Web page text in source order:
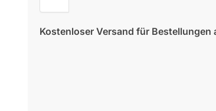
Kostenloser Versand für Bestellungen